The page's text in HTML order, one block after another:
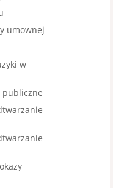
umownej
w
publiczne